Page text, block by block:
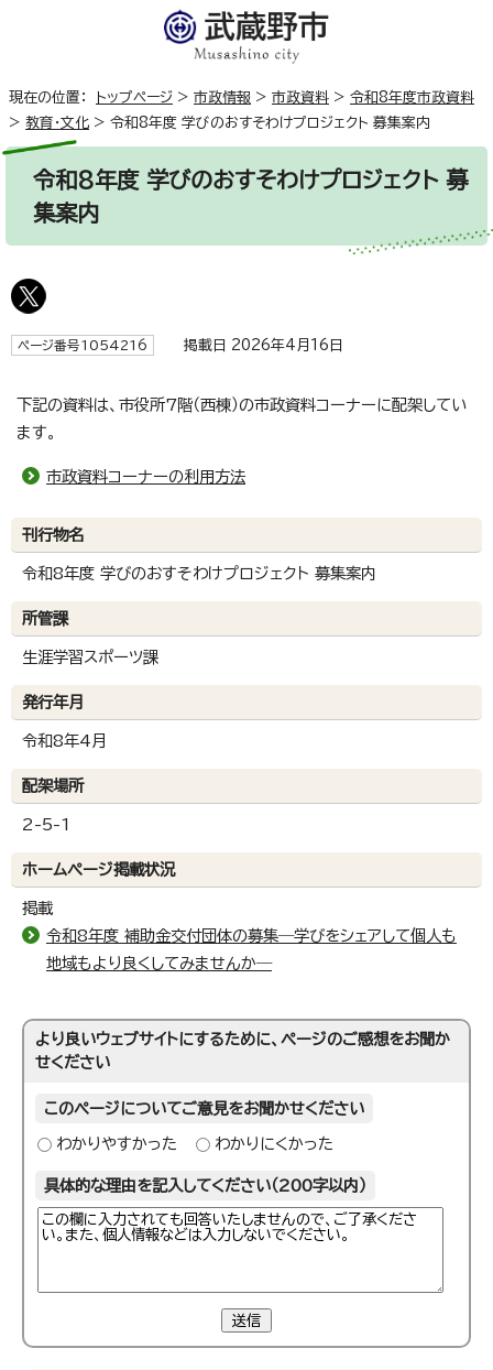
現在の位置： トップページ > 市政情報 > 市政資料 > 令和8年度市政資料
> 教育・文化 > 令和8年度 学びのおすそわけプロジェクト 募集案内
令和8年度 学びのおすそわけプロジェクト 募
集案内
ページ番号1054216 掲載日 2026年4月16日
下記の資料は、市役所7階（西棟）の市政資料コーナーに配架してい
ます。
市政資料コーナーの利用方法
刊行物名
令和8年度 学びのおすそわけプロジェクト 募集案内
所管課
生涯学習スポーツ課
発行年月
令和8年4月
配架場所
2-5-1
ホームページ掲載状況
掲載
令和8年度 補助金交付団体の募集―学びをシェアして個人も
地域もより良くしてみませんか―
より良いウェブサイトにするために、ページのご感想をお聞か
せください
このページについてご意見をお聞かせください
わかりやすかった わかりにくかった
具体的な理由を記入してください（200字以内）
送信